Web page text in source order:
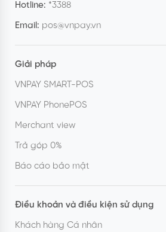
Hotline: *3388
Email: pos@vnpay.vn
Giải pháp
VNPAY SMART-POS
VNPAY PhonePOS
Merchant view
Trả góp 0%
Báo cáo bảo mật
Điều khoản và điều kiện sử dụng
Khách hàng Cá nhân